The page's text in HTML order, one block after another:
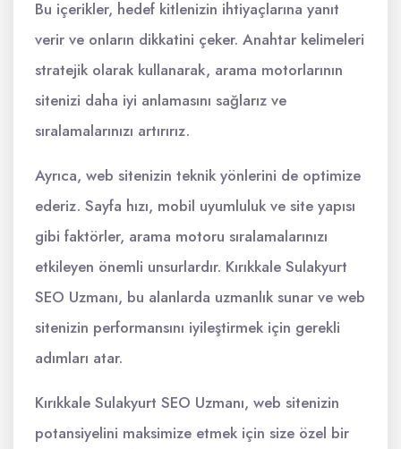
Bu içerikler, hedef kitlenizin ihtiyaçlarına yanıt
verir ve onların dikkatini çeker. Anahtar kelimeleri
stratejik olarak kullanarak, arama motorlarının
sitenizi daha iyi anlamasını sağlarız ve
sıralamalarınızı artırırız.
Ayrıca, web sitenizin teknik yönlerini de optimize
ederiz. Sayfa hızı, mobil uyumluluk ve site yapısı
gibi faktörler, arama motoru sıralamalarınızı
etkileyen önemli unsurlardır. Kırıkkale Sulakyurt
SEO Uzmanı, bu alanlarda uzmanlık sunar ve web
sitenizin performansını iyileştirmek için gerekli
adımları atar.
Kırıkkale Sulakyurt SEO Uzmanı, web sitenizin
potansiyelini maksimize etmek için size özel bir